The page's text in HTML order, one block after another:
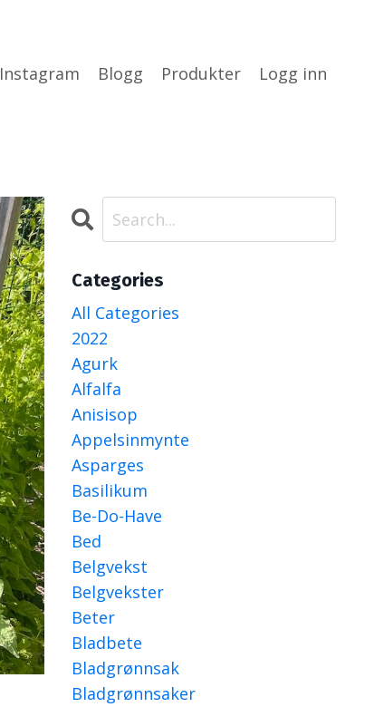
Instagram Blogg Produkter Logg inn
Categories
All Categories
2022
Agurk
Alfalfa
Anisisop
Appelsinmynte
Asparges
Basilikum
Be-Do-Have
Bed
Belgvekst
Belgvekster
Beter
Bladbete
Bladgrønnsak
Bladgrønnsaker